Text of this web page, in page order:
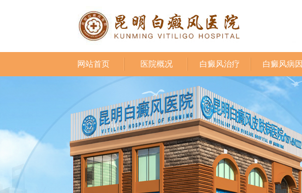
网站首页 医院概况 白癜风治疗 白癜风病因